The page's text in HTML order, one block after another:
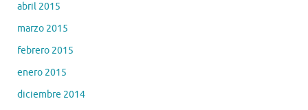
abril 2015
marzo 2015
febrero 2015
enero 2015
diciembre 2014